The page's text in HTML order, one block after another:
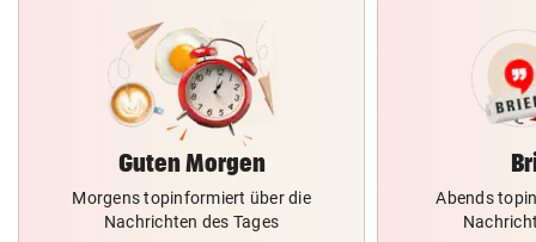
Guten Morgen
Morgens topinformiert über die
Nachrichten des Tages
Abends